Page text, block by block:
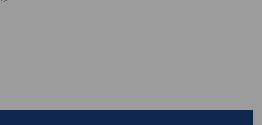
?>